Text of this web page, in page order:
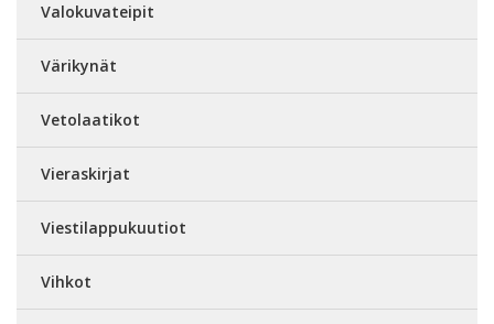
Valokuvateipit
Värikynät
Vetolaatikot
Vieraskirjat
Viestilappukuutiot
Vihkot